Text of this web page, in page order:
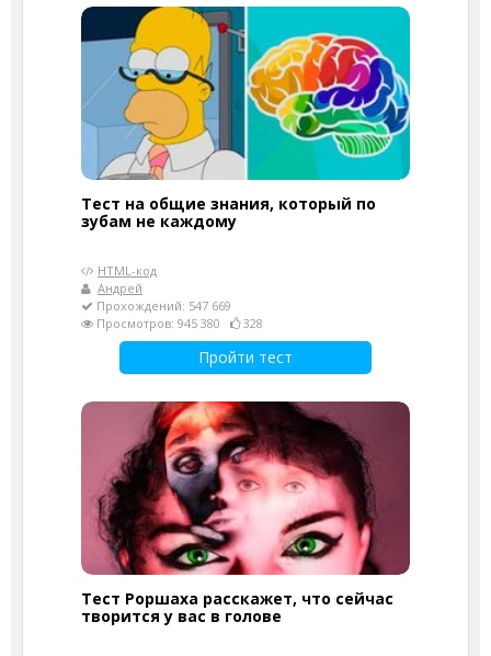
Тест на общие знания, который по
зубам не каждому
HTML-код
Андрей
Прохождений: 547 669
Просмотров: 945 380
328
Пройти тест
Тест Роршаха расскажет, что сейчас
творится у вас в голове